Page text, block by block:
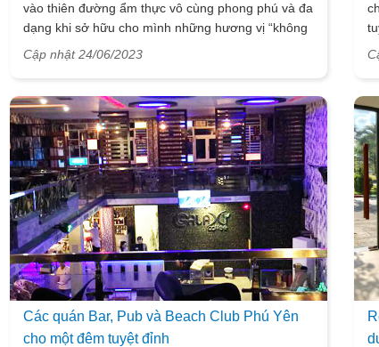
vào thiên đường ẩm thực vô cùng phong phú và đa
dạng khi sở hữu cho mình những hương vị “không
thể nào chê” có đúng không nào. Chính vì như thế
gần xa mà du khách cho dù có là ai cũng nhất định
phải thử khi có cơ hội được đến với xứ hoa vàng cỏ
xanh xinh đẹp này. Bài viết này của chúng tôi chắc
chắn sẽ mang đến những thông tin đầy đủ và
review tất tần tật những đặc sản Phú Yên để du
khách sẽ có được cho chính bản thân mình một
hành trình ẩm thực trọn vẹn khi đến nơi đây nhé!
Cập nhật 24/06/2023
Các quán Bar, Pub và Beach Club Phú Yên
cho một đêm tuyệt đỉnh